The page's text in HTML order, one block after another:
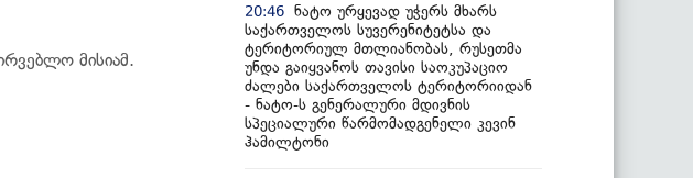
მისიამ.
20:46 ნატო ურყევად უჭერს მხარს
საქართველოს სუვერენიტეტსა და
ტერიტორიულ მთლიანობას, რუსეთმა
უნდა გაიყვანოს თავისი საოკუპაციო
ძალები საქართველოს ტერიტორიიდან
- ნატო-ს გენერალური მდივნის
სპეციალური წარმომადგენელი კევინ
ჰამილტონი